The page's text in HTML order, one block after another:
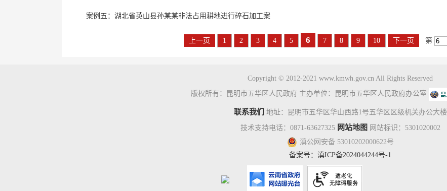
案例五：湖北省英山县孙某某非法占用耕地进行碎石加工案
上一页 1 2 3 4 5 6 7 8 9 10 下一页 第
Copyright © 2012-2021 www.kmwh.gov.cn All Rights Reserved
版权所有：昆明市五华区人民政府 主办单位：昆明市五华区人民政府办公室
联系我们 地址：昆明市五华区华山西路1号五华区区级机关办公大楼
技术支持电话：0871-63627325 网站地图 网站标识：5301020002
滇公网安备 53010202000622号
备案号： 滇ICP备2024044244号-1